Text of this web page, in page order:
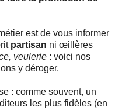
est de vous informer
partisan ni œillères
veulerie : voici nos
y déroger.
: comme souvent, un
les plus fidèles (en